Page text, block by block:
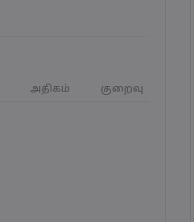
அதிகம் குறைவு